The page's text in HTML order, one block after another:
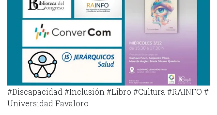
#Discapacidad #Inclusión #Libro #Cultura #RAINFO #
Universidad Favaloro